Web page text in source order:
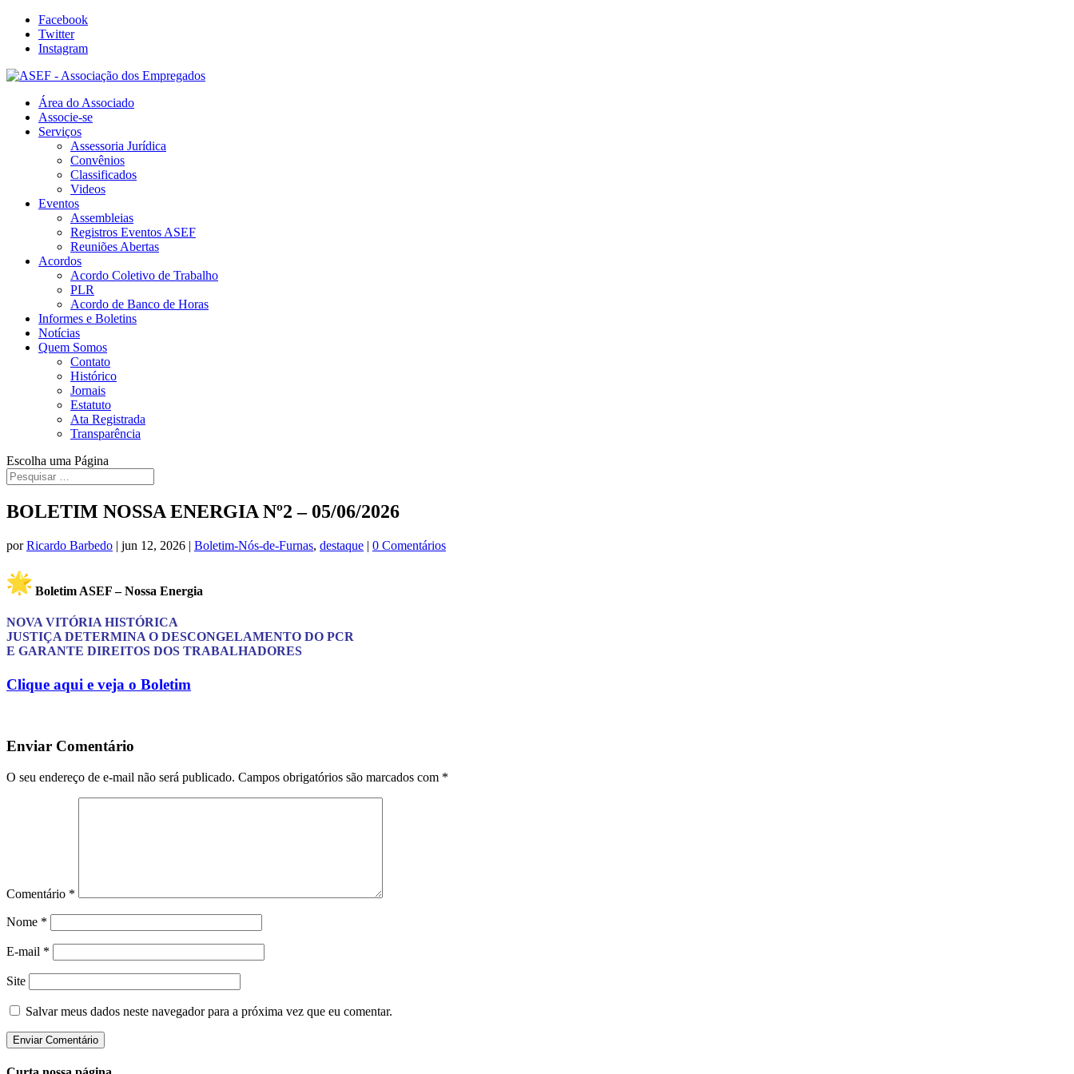
Facebook
Twitter
Instagram
Área do Associado
Associe-se
Serviços
Assessoria Jurídica
Convênios
Classificados
Videos
Eventos
Assembleias
Registros Eventos ASEF
Reuniões Abertas
Acordos
Acordo Coletivo de Trabalho
PLR
Acordo de Banco de Horas
Informes e Boletins
Notícias
Quem Somos
Contato
Histórico
Jornais
Estatuto
Ata Registrada
Transparência
Escolha uma Página
BOLETIM NOSSA ENERGIA Nº2 – 05/06/2026
porRicardo Barbedo | jun 12, 2026 | Boletim-Nós-de-Furnas, destaque | 0 Comentários
Boletim ASEF – Nossa Energia
NOVA VITÓRIA HISTÓRICA
JUSTIÇA DETERMINA O DESCONGELAMENTO DO PCR
E GARANTE DIREITOS DOS TRABALHADORES
Clique aqui e veja o Boletim
Enviar Comentário
O seu endereço de e-mail não será publicado. Campos obrigatórios são marcados com *
Comentário *
Nome *
E-mail *
Site
Salvar meus dados neste navegador para a próxima vez que eu comentar.